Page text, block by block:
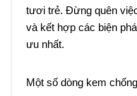
tươi trẻ. Đừng quên
và kết hợp các biện
ưu nhất.
Một số dòng kem